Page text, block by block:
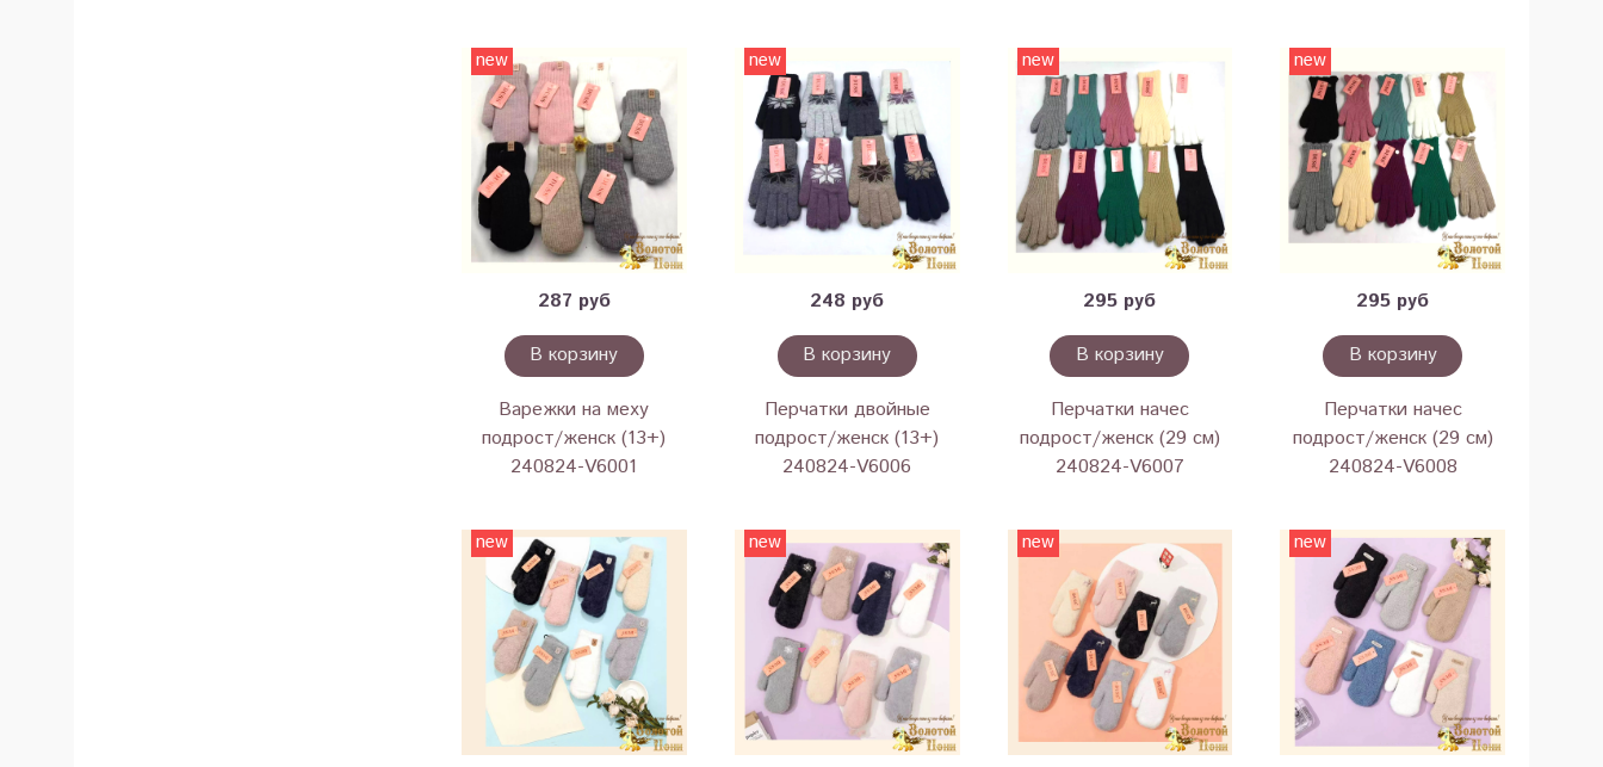
new
287 руб
В корзину
Варежки на меху
подрост/женск (13+)
240824-V6001
new
248 руб
В корзину
Перчатки двойные
подрост/женск (13+)
240824-V6006
new
295 руб
В корзину
Перчатки начес
подрост/женск (29 см)
240824-V6007
new
295 руб
В корзину
Перчатки начес
подрост/женск (29 см)
240824-V6008
new new new new